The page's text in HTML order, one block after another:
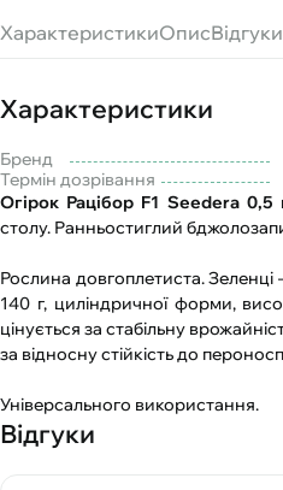
ХарактеристикиОписВідгуки
Характеристики
Бренд
Термін дозрівання
Огірок Рацібор F1 Seedera 0,5
столу. Ранньостиглий
Рослина довгоплетиста.
140 г, циліндричної форми,
цінується за стабільну
за відносну стійкість до
Універсального використання.
Відгуки